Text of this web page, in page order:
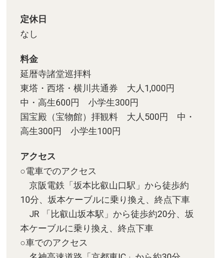
定休日
なし
料金
延暦寺諸堂巡拝料
東塔・西塔・横川共通券 大人1,000円
中・高生600円 小学生300円
国宝殿（宝物館）拝観料 大人500円 中・
高生300円 小学生100円
アクセス
○電車でのアクセス
京阪電鉄「坂本比叡山口駅」から徒歩約
10分、坂本ケーブルに乗り換え、終点下車
JR 「比叡山坂本駅」から徒歩約20分、坂
本ケーブルに乗り換え、終点下車
○車でのアクセス